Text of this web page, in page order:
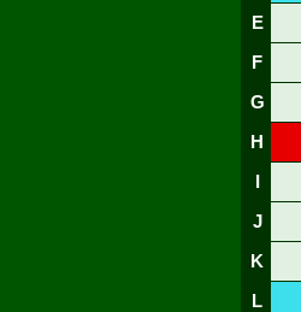
E
F
G
H
J
K
L